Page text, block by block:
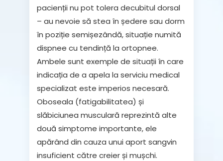
pacienții nu pot tolera decubitul dorsal
– au nevoie să stea în ședere sau dorm
în poziție semișezândă, situație numită
dispnee cu tendință la ortopnee.
Ambele sunt exemple de situații în care
indicația de a apela la serviciu medical
specializat este imperios necesară.
Oboseala (fatigabilitatea) și
slăbiciunea musculară reprezintă alte
două simptome importante, ele
apărând din cauza unui aport sangvin
insuficient către creier și mușchi.